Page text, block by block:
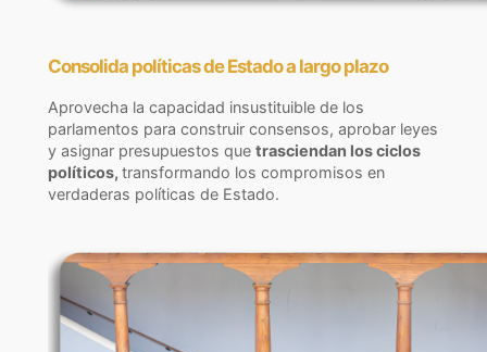
Consolida políticas de Estado a largo plazo
Aprovecha la capacidad insustituible de los
parlamentos para construir consensos, aprobar leyes
y asignar presupuestos que trasciendan los ciclos
políticos, transformando los compromisos en
verdaderas políticas de Estado.